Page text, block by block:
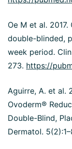
Oe M et al.
double-blinded,
week period.
273. https://
Aguirre, A. et al.
Ovoderm®
Double-Blind,
Dermatol.